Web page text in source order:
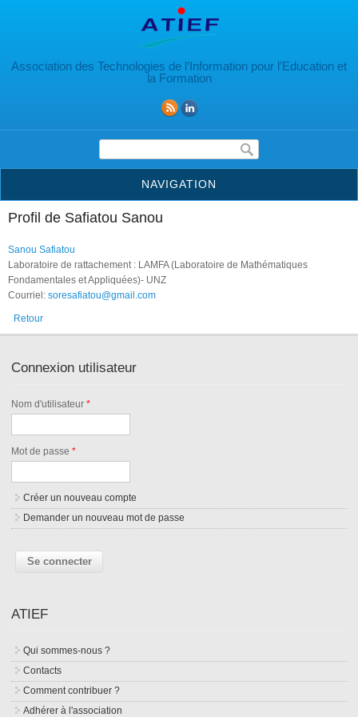
Association des Technologies de l’Information pour l’Education et
la Formation
Formulaire de recherche
NAVIGATION
Profil de Safiatou Sanou
Sanou Safiatou
Laboratoire de rattachement : LAMFA (Laboratoire de Mathématiques
Fondamentales et Appliquées)- UNZ
Courriel: soresafiatou@gmail.com
Retour
Connexion utilisateur
Nom d'utilisateur*
Mot de passe*
Créer un nouveau compte
Demander un nouveau mot de passe
ATIEF
Qui sommes-nous ?
Contacts
Comment contribuer ?
Adhérer à l'association